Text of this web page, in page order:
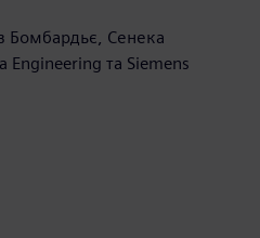
Бомбардьє, Сенека
Engineering та Siemens